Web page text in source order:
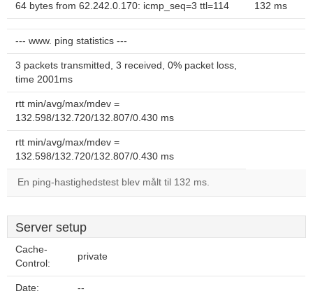
64 bytes from 62.242.0.170: icmp_seq=3 ttl=114 132 ms
--- www. ping statistics ---
3 packets transmitted, 3 received, 0% packet loss,
time 2001ms
rtt min/avg/max/mdev =
132.598/132.720/132.807/0.430 ms
rtt min/avg/max/mdev =
132.598/132.720/132.807/0.430 ms
En ping-hastighedstest blev målt til 132 ms.
Server setup
Cache-
Control:
private
Date: --